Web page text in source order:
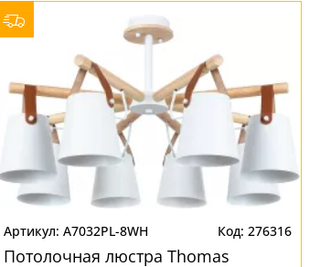
A7032PL-8WH 276316
Потолочная люстра Thomas